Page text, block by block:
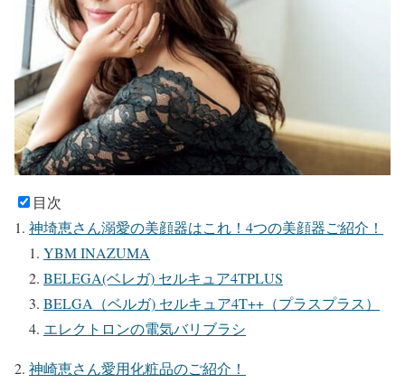
目次
神埼恵さん溺愛の美顔器はこれ！4つの美顔器ご紹介！
YBM INAZUMA
BELEGA(ベレガ) セルキュア4TPLUS
BELGA（ベルガ) セルキュア4T++（プラスプラス）
エレクトロンの電気バリブラシ
神崎恵さん愛用化粧品のご紹介！